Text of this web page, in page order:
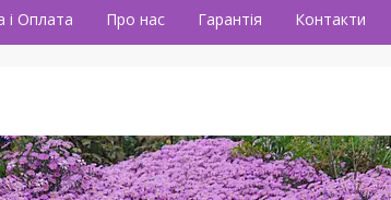
і Оплата Про нас Гарантія Контакти